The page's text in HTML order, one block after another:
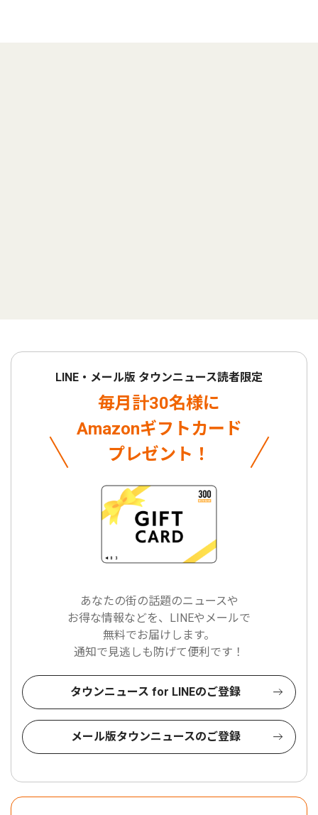
LINE・メール版 タウンニュース読者限定
毎月計30名様に
Amazonギフトカード
プレゼント！
あなたの街の話題のニュースや
お得な情報などを、LINEやメールで
無料でお届けします。
通知で見逃しも防げて便利です！
タウンニュース for LINEのご登録
メール版タウンニュースのご登録